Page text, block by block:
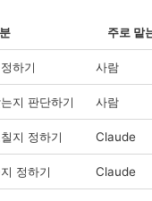
주로 맡
하기 사람
지 판단하기 사람
지 정하기 Claude
정하기 Claude